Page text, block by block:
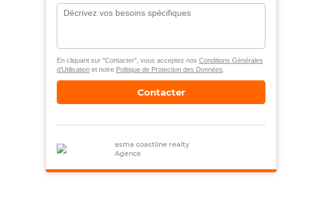
En cliquant sur "Contacter", vous acceptez nos Conditions Générales
d’Utilisationet notre Politique de Protection des Données
Contacter
asma coastline realty
Agence